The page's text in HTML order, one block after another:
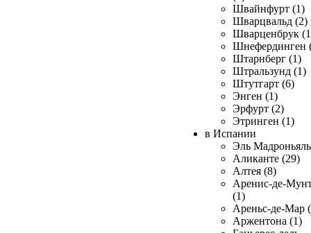
Швайнфурт (1)
Шварцвальд (2)
Шварценбрук
Шнефердинген
Штарнберг (1)
Штральзунд (1)
Штутгарт (6)
Энген (1)
Эрфурт (2)
Этринген (1)
в Испании
Эль
Аликанте (29)
Алтея (8)
Аренис-де-
(1)
Ареньс-де-Мар
Аржентона (1)